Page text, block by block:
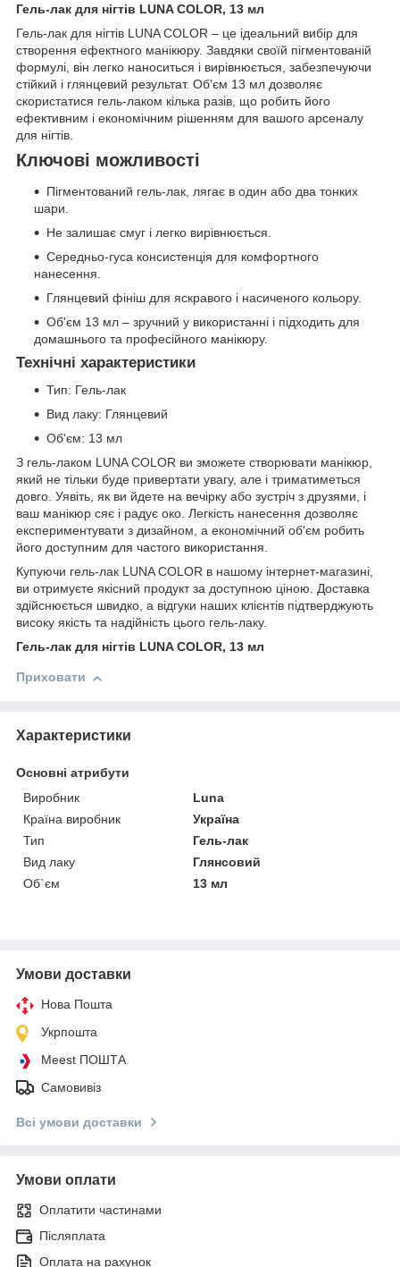
Гель-лак для нігтів LUNA COLOR, 13 мл
Гель-лак для нігтів LUNA COLOR – це ідеальний вибір для
створення ефектного манікюру. Завдяки своїй пігментованій
формулі, він легко наноситься і вирівнюється, забезпечуючи
стійкий і глянцевий результат. Об'єм 13 мл дозволяє
скористатися гель-лаком кілька разів, що робить його
ефективним і економічним рішенням для вашого арсеналу
для нігтів.
Ключові можливості
Пігментований гель-лак, лягає в один або два тонких
шари.
Не залишає смуг і легко вирівнюється.
Середньо-гуса консистенція для комфортного
нанесення.
Глянцевий фініш для яскравого і насиченого кольору.
Об'єм 13 мл – зручний у використанні і підходить для
домашнього та професійного манікюру.
Технічні характеристики
Тип: Гель-лак
Вид лаку: Глянцевий
Об'єм: 13 мл
З гель-лаком LUNA COLOR ви зможете створювати манікюр,
який не тільки буде привертати увагу, але і триматиметься
довго. Уявіть, як ви йдете на вечірку або зустріч з друзями, і
ваш манікюр сяє і радує око. Легкість нанесення дозволяє
експериментувати з дизайном, а економічний об'єм робить
його доступним для частого використання.
Купуючи гель-лак LUNA COLOR в нашому інтернет-магазині,
ви отримуєте якісний продукт за доступною ціною. Доставка
здійснюється швидко, а відгуки наших клієнтів підтверджують
високу якість та надійність цього гель-лаку.
Гель-лак для нігтів LUNA COLOR, 13 мл
Приховати
Характеристики
Основні атрибути
Виробник
Luna
Країна виробник
Україна
Тип
Гель-лак
Вид лаку
Глянсовий
Об`єм
13 мл
Умови доставки
Нова Пошта
Укрпошта
Meest ПОШТА
Самовивіз
Всі умови доставки
Умови оплати
Оплатити частинами
Післяплата
Оплата на рахунок